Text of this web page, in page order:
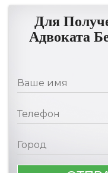
Для
Адвоката